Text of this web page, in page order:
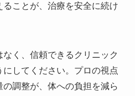
ることが、治療を安全に続け
く、信頼できるクリニック
してください。プロの視点
調整が、体への負担を減ら